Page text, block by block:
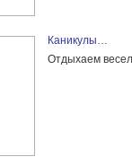
Каникулы…
Отдыхаем